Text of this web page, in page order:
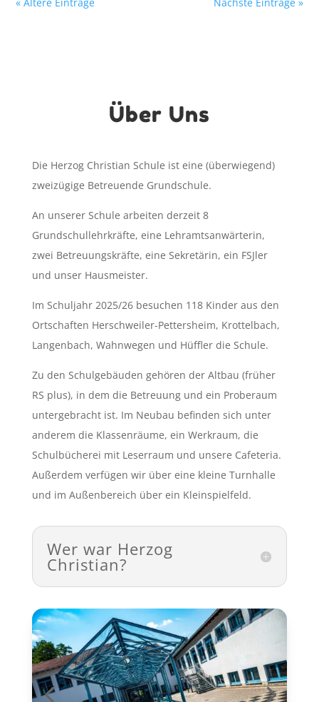
Über Uns
Die Herzog Christian Schule ist eine (überwiegend)
zweizügige Betreuende Grundschule.
An unserer Schule arbeiten derzeit 8
Grundschullehrkräfte, eine Lehramtsanwärterin,
zwei Betreuungskräfte, eine Sekretärin, ein FSJler
und unser Hausmeister.
Im Schuljahr 2025/26 besuchen 118 Kinder aus den
Ortschaften Herschweiler-Pettersheim, Krottelbach,
Langenbach, Wahnwegen und Hüffler die Schule.
Zu den Schulgebäuden gehören der Altbau (früher
RS plus), in dem die Betreuung und ein Proberaum
untergebracht ist. Im Neubau befinden sich unter
anderem die Klassenräume, ein Werkraum, die
Schulbücherei mit Leserraum und unsere Cafeteria.
Außerdem verfügen wir über eine kleine Turnhalle
und im Außenbereich über ein Kleinspielfeld.
Wer war Herzog
Christian?